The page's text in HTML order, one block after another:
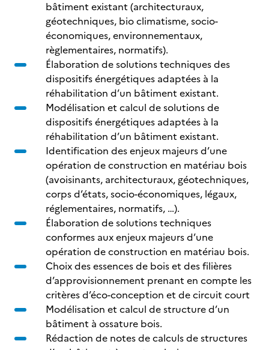
bâtiment existant (architecturaux,
géotechniques, bio climatisme, socio-
économiques, environnementaux,
règlementaires, normatifs).
Élaboration de solutions techniques des
dispositifs énergétiques adaptées à la
réhabilitation d’un bâtiment existant.
Modélisation et calcul de solutions de
dispositifs énergétiques adaptées à la
réhabilitation d’un bâtiment existant.
Identification des enjeux majeurs d’une
opération de construction en matériau bois
(avoisinants, architecturaux, géotechniques,
corps d’états, socio-économiques, légaux,
réglementaires, normatifs, …).
Élaboration de solutions techniques
conformes aux enjeux majeurs d’une
opération de construction en matériau bois.
Choix des essences de bois et des filières
d’approvisionnement prenant en compte les
critères d’éco-conception et de circuit court
Modélisation et calcul de structure d’un
bâtiment à ossature bois.
Rédaction de notes de calculs de structures